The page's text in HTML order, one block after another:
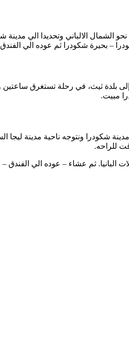
الشمال الالباني وتحديدا الي مدينة
– بحيرة شكودرا ثم عوده الي
بلدة ثيث، في رحلة تستغرق ساعتين
مبيت.
شكودرا ونتوجه ناحية مدينة ليجا
للراحه.
ثم عشاء – عوده الي الفندق